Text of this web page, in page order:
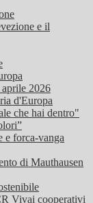
e il
2026
d'Europa
che hai dentro"
e forca-vanga
di Mauthausen
Vivai cooperativi